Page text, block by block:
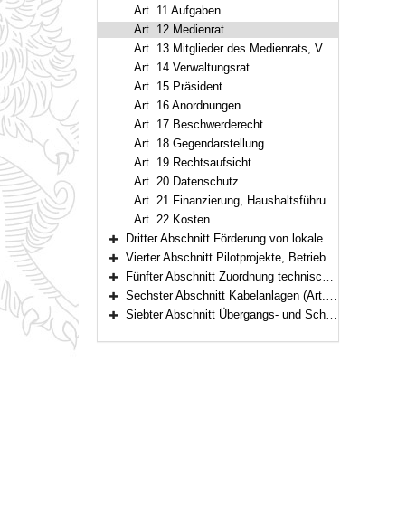
Art. 11 Aufgaben
Art. 12 Medienrat
Art. 13 Mitglieder des Medienrats, Verordnungsermächtigung
Art. 14 Verwaltungsrat
Art. 15 Präsident
Art. 16 Anordnungen
Art. 17 Beschwerderecht
Art. 18 Gegendarstellung
Art. 19 Rechtsaufsicht
Art. 20 Datenschutz
Art. 21 Finanzierung, Haushaltsführung, Rechnungsprüfung
Art. 22 Kosten
Bereich erweitern
Dritter Abschnitt Förderung von lokalen und regionalen Fernsehangeboten, Organisation und Zulässigkeit von Rundfunkprogrammen (Art. 23–29)
Bereich erweitern
Vierter Abschnitt Pilotprojekte, Betriebsversuche (Art. 30)
Bereich erweitern
Fünfter Abschnitt Zuordnung technischer Übertragungskapazitäten (Art. 31–32)
Bereich erweitern
Sechster Abschnitt Kabelanlagen (Art. 33–35)
Siebter Abschnitt Übergangs- und Schlussbestimmungen (Art. 36–39)